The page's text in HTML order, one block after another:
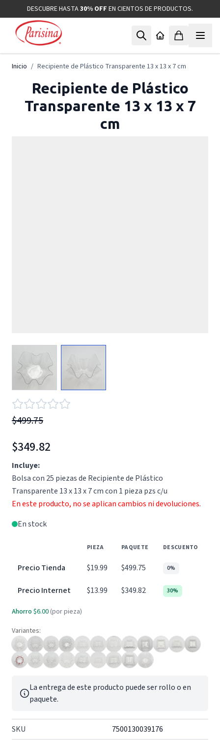
Ir al contenidoDESCUBRE HASTA30% OFF EN CIENTOS DE PRODUCTOS.
Inicio / Recipiente de Plástico Transparente 13 x 13 x 7 cm
Recipiente de Plástico
Transparente 13 x 13 x 7
cm
View larger image
$499.75
$349.82
Incluye:
Bolsa con 25 piezas de Recipiente de Plástico
Transparente 13 x 13 x 7 cm con 1 pieza pzs c/u
En este producto, no se aplican cambios ni devoluciones.
En stock
PIEZA PAQUETE DESCUENTO
Precio Tienda $19.99 $499.75 0%
Precio Internet $13.99 $349.82 30%
Ahorro $6.00 (por pieza)
Variantes:
La entrega de este producto puede ser rollo o en
paquete.
SKU
7500130039176